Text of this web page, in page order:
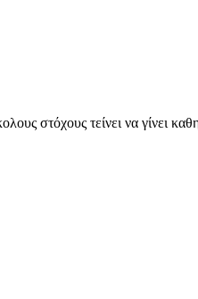
στόχους τείνει να γίνει